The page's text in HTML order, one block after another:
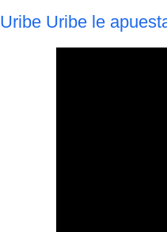
Uribe Uribe le